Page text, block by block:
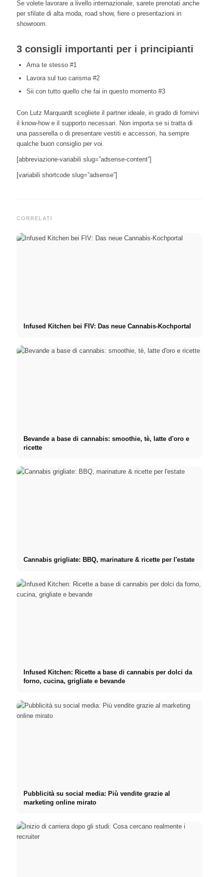
Se volete lavorare a livello internazionale, sarete prenotati anche
per sfilate di alta moda, road show, fiere o presentazioni in
showroom.
3 consigli importanti per i principianti
Ama te stesso #1
Lavora sul tuo carisma #2
Sii con tutto quello che fai in questo momento #3
Con Lutz Marquardt scegliete il partner ideale, in grado di fornirvi
il know-how e il supporto necessari. Non importa se si tratta di
una passerella o di presentare vestiti e accessori, ha sempre
qualche buon consiglio per voi.
[abbreviazione-variabili slug=”adsense-content”]
[variabili shortcode slug=”adsense”]
CORRELATI
Infused Kitchen bei FIV: Das neue Cannabis-Kochportal
Bevande a base di cannabis: smoothie, tè, latte d'oro e
ricette
Cannabis grigliate: BBQ, marinature & ricette per l'estate
Infused Kitchen: Ricette a base di cannabis per dolci da
forno, cucina, grigliate e bevande
Pubblicità su social media: Più vendite grazie al
marketing online mirato